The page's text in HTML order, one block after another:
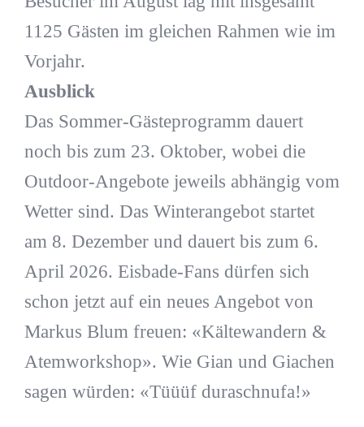
1125 Gästen im gleichen Rahmen wie im
Vorjahr.
Ausblick
Das Sommer-Gästeprogramm dauert
noch bis zum 23. Oktober, wobei die
Outdoor-Angebote jeweils abhängig vom
Wetter sind. Das Winterangebot startet
am 8. Dezember und dauert bis zum 6.
April 2026. Eisbade-Fans dürfen sich
schon jetzt auf ein neues Angebot von
Markus Blum freuen: «Kältewandern &
Atemworkshop». Wie Gian und Giachen
sagen würden: «Tüüüf duraschnufa!»